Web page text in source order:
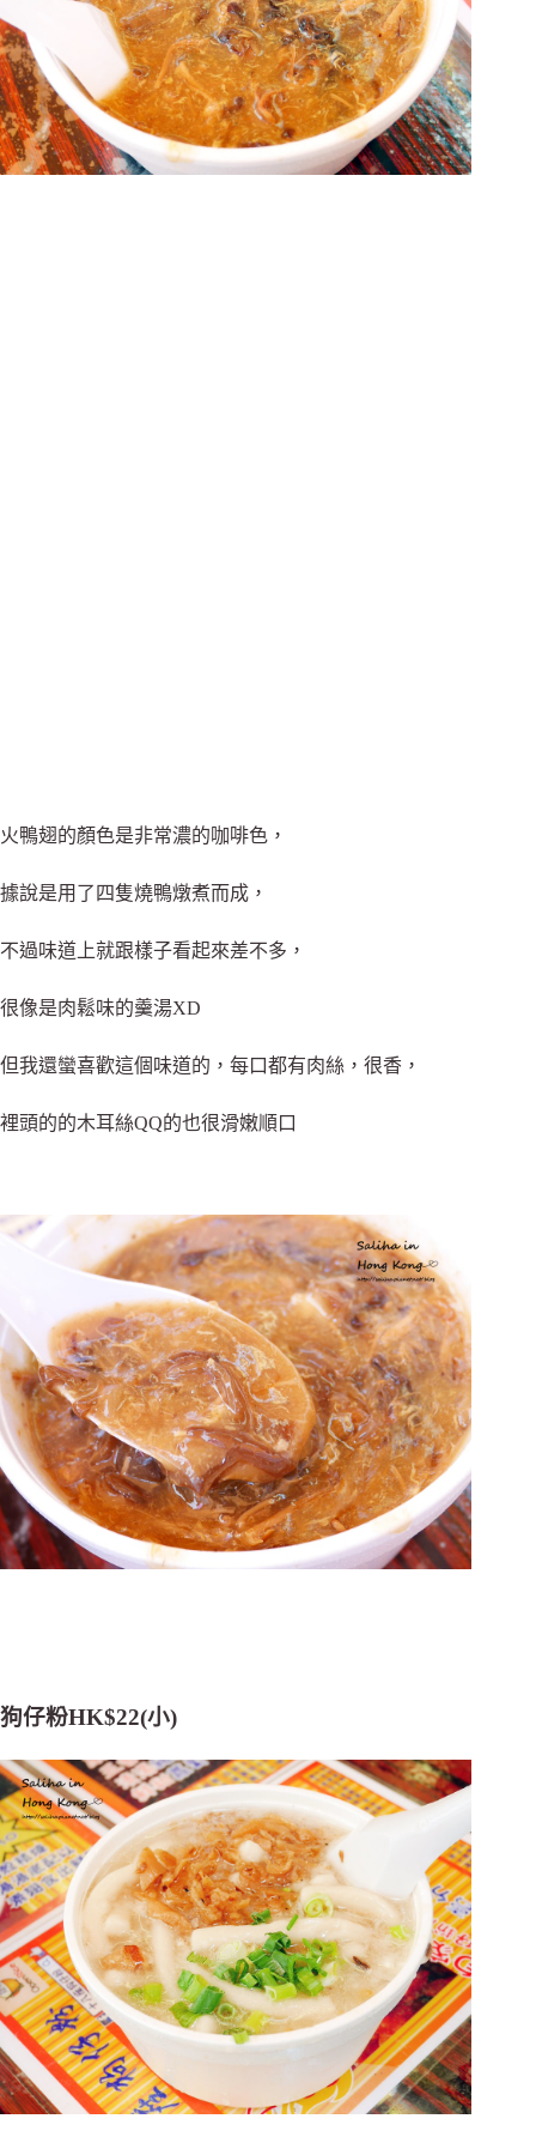
火鴨翅的顏色是非常濃的咖啡色，
據說是用了四隻燒鴨燉煮而成，
不過味道上就跟樣子看起來差不多，
很像是肉鬆味的羹湯XD
但我還蠻喜歡這個味道的，每口都有肉絲，很香，
裡頭的的木耳絲QQ的也很滑嫩順口
狗仔粉HK$22(小)